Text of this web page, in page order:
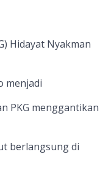
Hidayat Nyakman
menjadi
PKG menggantikan
berlangsung di